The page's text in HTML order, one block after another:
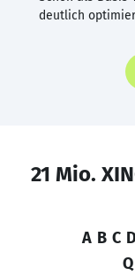
deutlich
21 Mio.
A B C
Q